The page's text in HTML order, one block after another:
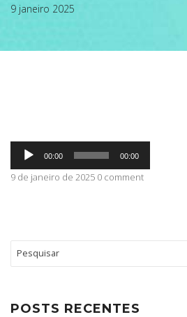
GALERIA
9 janeiro 2025
Tocador
áudio
00:00 00:00
9 de janeiro de 2025 0 comment
POSTS RECENTES